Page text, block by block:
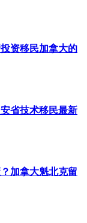
资移民加拿大的
省技术移民最新
加拿大魁北克留